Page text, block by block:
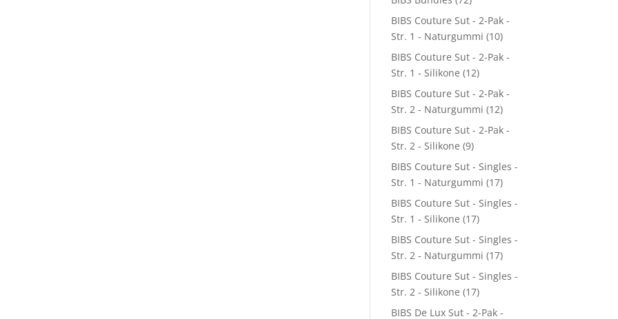
BIBS Couture Sut - 2-Pak -
Str. 1 - Naturgummi (10)
BIBS Couture Sut - 2-Pak -
Str. 1 - Silikone (12)
BIBS Couture Sut - 2-Pak -
Str. 2 - Naturgummi (12)
BIBS Couture Sut - 2-Pak -
Str. 2 - Silikone (9)
BIBS Couture Sut - Singles -
Str. 1 - Naturgummi (17)
BIBS Couture Sut - Singles -
Str. 1 - Silikone (17)
BIBS Couture Sut - Singles -
Str. 2 - Naturgummi (17)
BIBS Couture Sut - Singles -
Str. 2 - Silikone (17)
BIBS De Lux Sut - 2-Pak -